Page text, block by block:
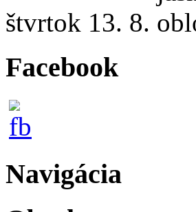
štvrtok 13. 8.
Facebook
Navigácia